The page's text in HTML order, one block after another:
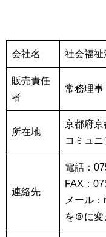
会社名 社会福祉
販売責任
者
常務理
所在地
京都府
コミュ
連絡先
電話：
FAX：
メール
を＠に